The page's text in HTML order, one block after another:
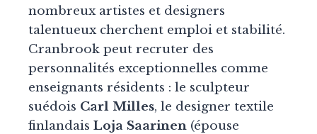
nombreux artistes et designers
talentueux cherchent emploi et stabilité.
Cranbrook peut recruter des
personnalités exceptionnelles comme
enseignants résidents : le sculpteur
suédois Carl Milles, le designer textile
finlandais Loja Saarinen (épouse